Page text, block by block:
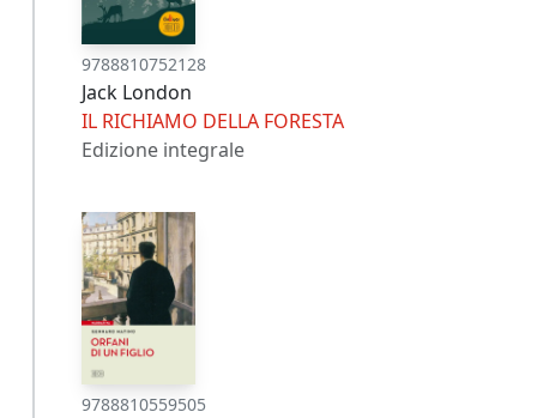
9788810752128
Jack London
IL RICHIAMO DELLA FORESTA
Edizione integrale
9788810559505